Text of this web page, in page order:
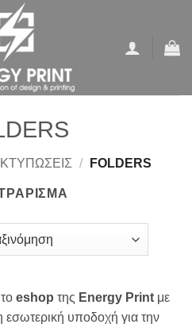
/ FOLDERS
eshop της Energy Print με
εσωτερική υποδοχή για την